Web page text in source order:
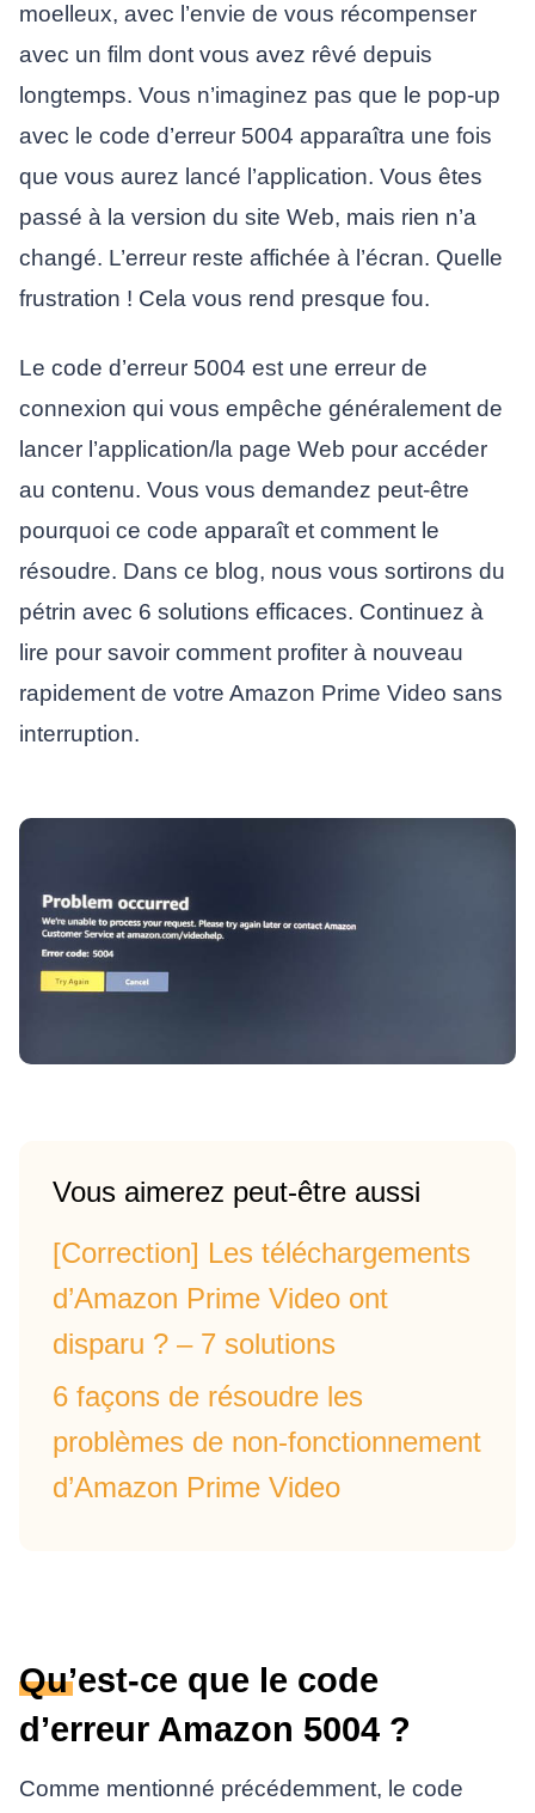
moelleux, avec l’envie de vous récompenser
avec un film dont vous avez rêvé depuis
longtemps. Vous n’imaginez pas que le pop-up
avec le code d’erreur 5004 apparaîtra une fois
que vous aurez lancé l’application. Vous êtes
passé à la version du site Web, mais rien n’a
changé. L’erreur reste affichée à l’écran. Quelle
frustration ! Cela vous rend presque fou.
Le code d’erreur 5004 est une erreur de
connexion qui vous empêche généralement de
lancer l’application/la page Web pour accéder
au contenu. Vous vous demandez peut-être
pourquoi ce code apparaît et comment le
résoudre. Dans ce blog, nous vous sortirons du
pétrin avec 6 solutions efficaces. Continuez à
lire pour savoir comment profiter à nouveau
rapidement de votre Amazon Prime Video sans
interruption.
Vous aimerez peut-être aussi
[Correction] Les téléchargements
d’Amazon Prime Video ont
disparu ? – 7 solutions
6 façons de résoudre les
problèmes de non-fonctionnement
d’Amazon Prime Video
Qu’est-ce que le code
d’erreur Amazon 5004 ?
Comme mentionné précédemment, le code